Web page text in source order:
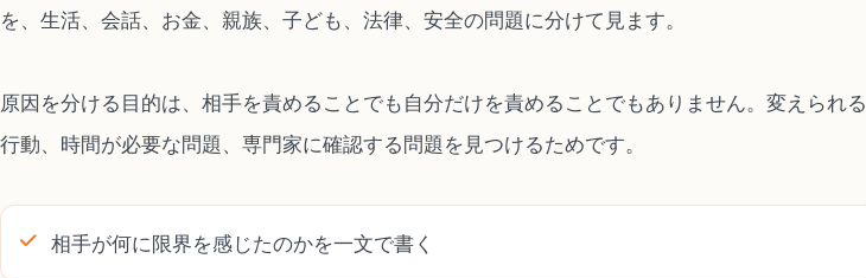
を、生活、会話、お金、親族、子ども、法律、安全の問題に分けて見ます。
原因を分ける目的は、相手を責めることでも自分だけを責めることでもありません。変えられる
行動、時間が必要な問題、専門家に確認する問題を見つけるためです。
相手が何に限界を感じたのかを一文で書く